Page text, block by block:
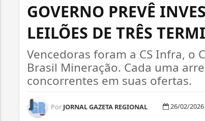
GOVERNO PREVÊ
LEILÕES DE TRÊS
Vencedoras foram a CS Infra, o
Brasil Mineração. Cada uma
concorrentes em suas ofertas.
Por JORNAL GAZETA REGIONAL 26/02/2026